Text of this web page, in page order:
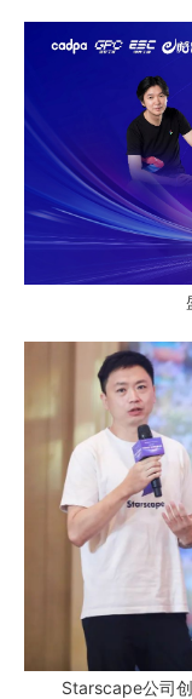
Starscape公司